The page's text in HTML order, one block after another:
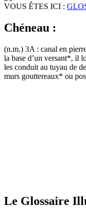
VOUS ÊTES ICI :
Chéneau :
(n.m.) 3A : canal en
la base d’un versant*, il
les conduit au tuyau de
murs gouttereaux* ou
Le Glossaire